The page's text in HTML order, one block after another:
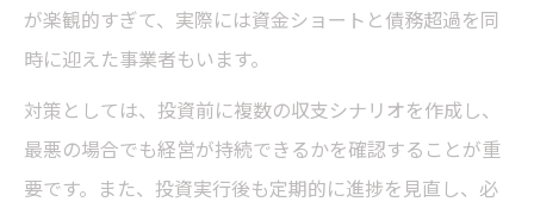
が楽観的すぎて、実際には資金ショートと債務超過を同
時に迎えた事業者もいます。
対策としては、投資前に複数の収支シナリオを作成し、
最悪の場合でも経営が持続できるかを確認することが重
要です。また、投資実行後も定期的に進捗を見直し、必